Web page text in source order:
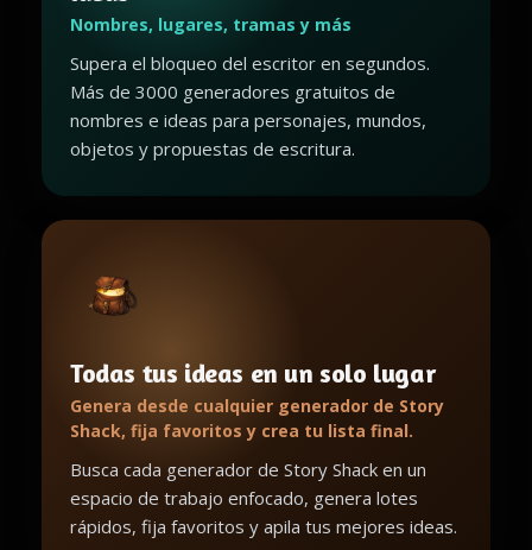
Nombres, lugares, tramas y más
Supera el bloqueo del escritor en segundos.
Más de 3000 generadores gratuitos de
nombres e ideas para personajes, mundos,
objetos y propuestas de escritura.
Todas tus ideas en un solo lugar
Genera desde cualquier generador de Story
Shack, fija favoritos y crea tu lista final.
Busca cada generador de Story Shack en un
espacio de trabajo enfocado, genera lotes
rápidos, fija favoritos y apila tus mejores ideas.